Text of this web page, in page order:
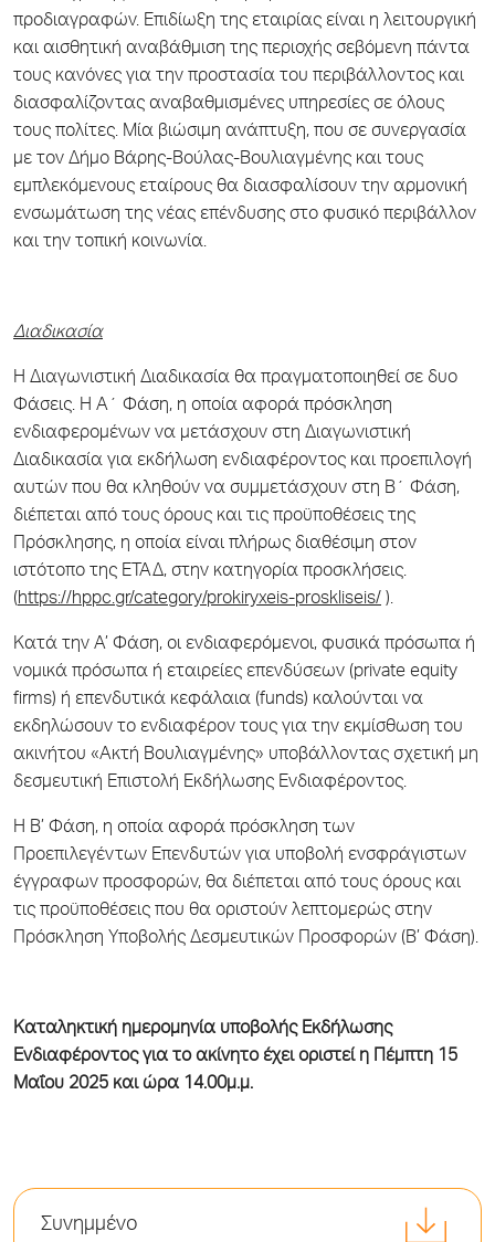
προδιαγραφών. Επιδίωξη της εταιρίας είναι η λειτουργική
και αισθητική αναβάθμιση της περιοχής σεβόμενη πάντα
τους κανόνες για την προστασία του περιβάλλοντος και
διασφαλίζοντας αναβαθμισμένες υπηρεσίες σε όλους
τους πολίτες. Μία βιώσιμη ανάπτυξη, που σε συνεργασία
με τον Δήμο Βάρης-Βούλας-Βουλιαγμένης και τους
εμπλεκόμενους εταίρους θα διασφαλίσουν την αρμονική
ενσωμάτωση της νέας επένδυσης στο φυσικό περιβάλλον
και την τοπική κοινωνία.
Διαδικασία
H Διαγωνιστική Διαδικασία θα πραγματοποιηθεί σε δυο
Φάσεις. Η Α΄ Φάση, η οποία αφορά πρόσκληση
ενδιαφερομένων να μετάσχουν στη Διαγωνιστική
Διαδικασία για εκδήλωση ενδιαφέροντος και προεπιλογή
αυτών που θα κληθούν να συμμετάσχουν στη Β΄ Φάση,
διέπεται από τους όρους και τις προϋποθέσεις της
Πρόσκλησης, η οποία είναι πλήρως διαθέσιμη στον
ιστότοπο της ΕΤΑΔ, στην κατηγορία προσκλήσεις.
(https://hppc.gr/category/prokiryxeis-proskliseis/ ).
Κατά την Α’ Φάση, οι ενδιαφερόμενοι, φυσικά πρόσωπα ή
νομικά πρόσωπα ή εταιρείες επενδύσεων (private equity
firms) ή επενδυτικά κεφάλαια (funds) καλούνται να
εκδηλώσουν το ενδιαφέρον τους για την εκμίσθωση του
ακινήτου «Ακτή Βουλιαγμένης» υποβάλλοντας σχετική μη
δεσμευτική Επιστολή Εκδήλωσης Ενδιαφέροντος.
Η Β’ Φάση, η οποία αφορά πρόσκληση των
Προεπιλεγέντων Επενδυτών για υποβολή ενσφράγιστων
έγγραφων προσφορών, θα διέπεται από τους όρους και
τις προϋποθέσεις που θα οριστούν λεπτομερώς στην
Πρόσκληση Υποβολής Δεσμευτικών Προσφορών (Β’ Φάση).
Καταληκτική ημερομηνία υποβολής Εκδήλωσης
Ενδιαφέροντος για το ακίνητο έχει οριστεί η Πέμπτη 15
Μαΐου 2025 και ώρα 14.00μ.μ.
Συνημμένο